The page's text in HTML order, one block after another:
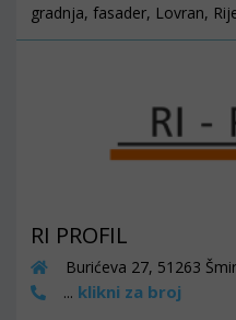
gradnja, fasader, Lovran,
RI PROFIL
Burićeva 27, 51263
... klikni za broj